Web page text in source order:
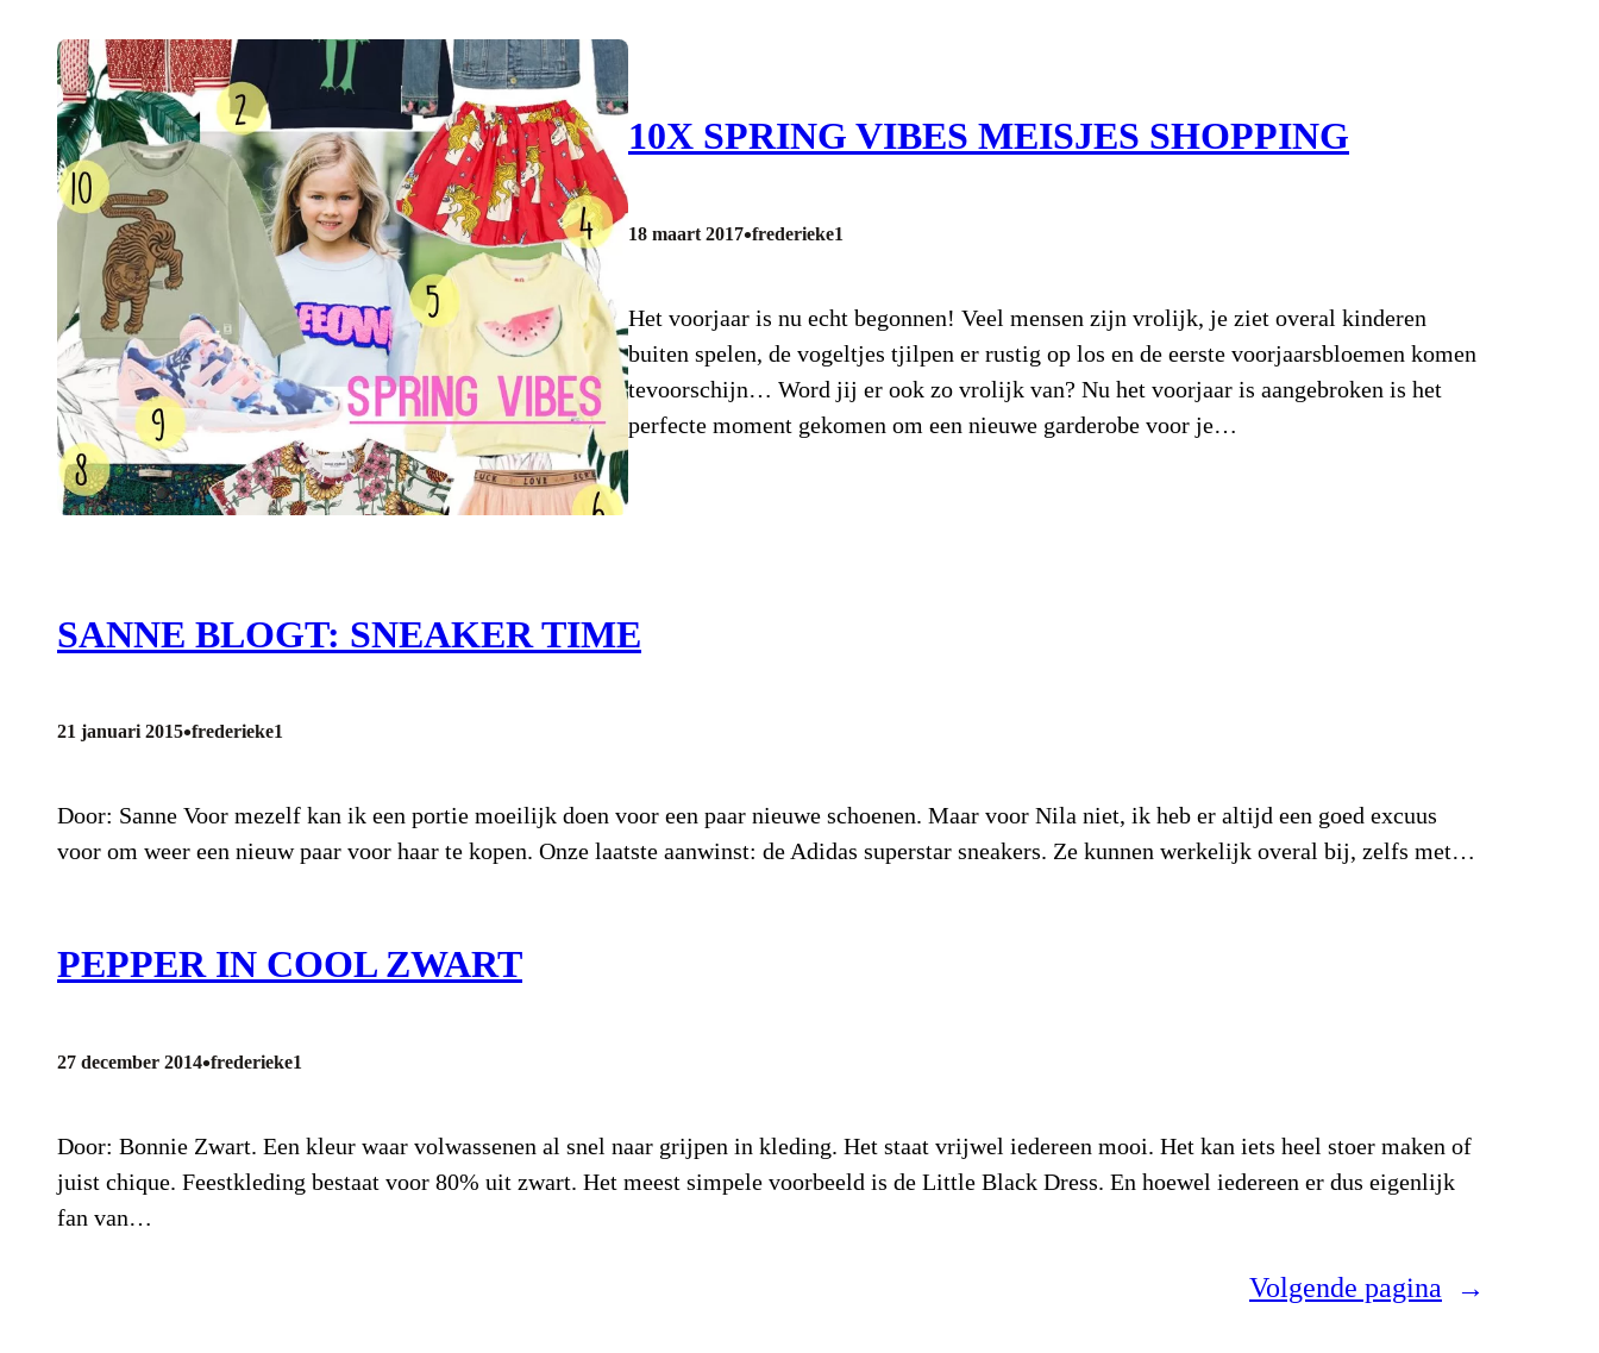
10X SPRING VIBES MEISJES SHOPPING
18 maart 2017•frederieke1
Het voorjaar is nu echt begonnen! Veel mensen zijn vrolijk, je ziet overal kinderen
buiten spelen, de vogeltjes tjilpen er rustig op los en de eerste voorjaarsbloemen komen
tevoorschijn… Word jij er ook zo vrolijk van? Nu het voorjaar is aangebroken is het
perfecte moment gekomen om een nieuwe garderobe voor je…
SANNE BLOGT: SNEAKER TIME
21 januari 2015•frederieke1
Door: Sanne Voor mezelf kan ik een portie moeilijk doen voor een paar nieuwe schoenen. Maar voor Nila niet, ik heb er altijd een goed excuus
voor om weer een nieuw paar voor haar te kopen. Onze laatste aanwinst: de Adidas superstar sneakers. Ze kunnen werkelijk overal bij, zelfs met…
PEPPER IN COOL ZWART
27 december 2014•frederieke1
Door: Bonnie Zwart. Een kleur waar volwassenen al snel naar grijpen in kleding. Het staat vrijwel iedereen mooi. Het kan iets heel stoer maken of
juist chique. Feestkleding bestaat voor 80% uit zwart. Het meest simpele voorbeeld is de Little Black Dress. En hoewel iedereen er dus eigenlijk
fan van…
Volgende pagina →